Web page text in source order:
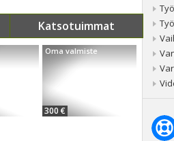
Katsotuimmat
Oma valmiste
300 €